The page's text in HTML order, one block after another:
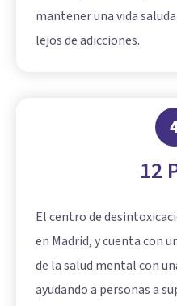
mantener una vida
lejos de adicciones.
12
El centro de
en Madrid, y cuenta con
de la salud mental con
ayudando a personas a